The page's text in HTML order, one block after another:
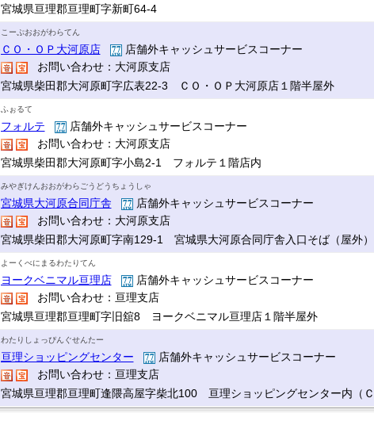
宮城県亘理郡亘理町字新町64-4
こーぷおおがわらてん
ＣＯ・ＯＰ大河原店
店舗外キャッシュサービスコーナー
お問い合わせ：大河原支店
宮城県柴田郡大河原町字広表22-3 ＣＯ・ＯＰ大河原店１階半屋外
ふぉるて
フォルテ
店舗外キャッシュサービスコーナー
お問い合わせ：大河原支店
宮城県柴田郡大河原町字小島2-1 フォルテ１階店内
みやぎけんおおがわらごうどうちょうしゃ
宮城県大河原合同庁舎
店舗外キャッシュサービスコーナー
お問い合わせ：大河原支店
宮城県柴田郡大河原町字南129-1 宮城県大河原合同庁舎入口そば（屋外）
よーくべにまるわたりてん
ヨークベニマル亘理店
店舗外キャッシュサービスコーナー
お問い合わせ：亘理支店
宮城県亘理郡亘理町字旧舘8 ヨークベニマル亘理店１階半屋外
わたりしょっぴんぐせんたー
亘理ショッピングセンター
店舗外キャッシュサービスコーナー
お問い合わせ：亘理支店
宮城県亘理郡亘理町逢隈高屋字柴北100 亘理ショッピングセンター内（Ｃ